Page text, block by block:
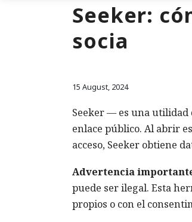
Seeker:
socia
15 August, 2024
Seeker — es una utilidad
enlace público. Al abrir
acceso, Seeker obtiene
Advertencia
puede ser ilegal. Esta
propios o con el